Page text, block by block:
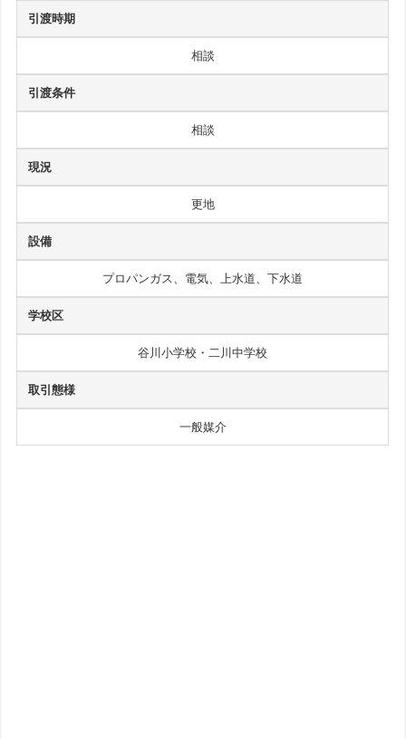
引渡時期
相談
引渡条件
相談
現況
更地
設備
プロパンガス、電気、上水道、下水道
学校区
谷川小学校・二川中学校
取引態様
一般媒介